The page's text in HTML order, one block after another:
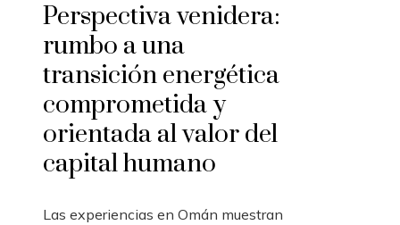
Perspectiva venidera:
rumbo a una
transición energética
comprometida y
orientada al valor del
capital humano
Las experiencias en Omán muestran